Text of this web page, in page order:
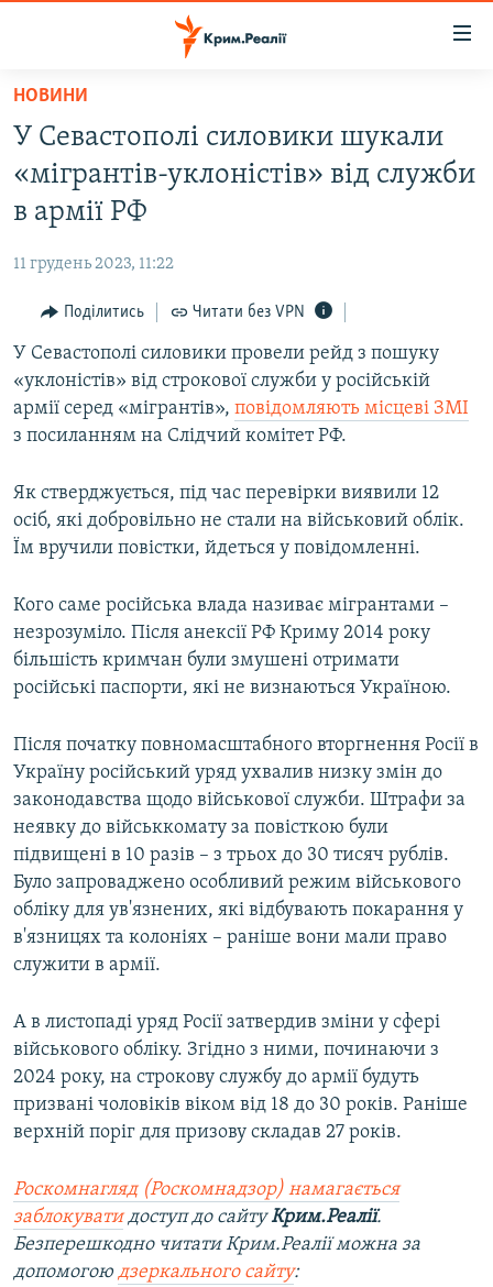
Перейти
основного
матеріалу
Перейти
до
основної
навігації
Перейти
пошуку
ВІДЕО ТА ФОТО
БЛОГИ
ПОГЛЯД
ІНТЕРВ'Ю
ВСЕ ЗА ДЕНЬ
СПЕЦПРОЕКТИ
ВІДЕОУРОКИ «ELIFBE»
СВІДЧЕННЯ ОКУПАЦІЇ
ІНФОГРАФІКА
Русский
ДОЛУЧАЙСЯ!
НОВИНИ
У Севастополі силовики шукали
«мігрантів-уклоністів» від служби
в армії РФ
11 грудень 2023, 11:22
Поділитись Читати без VPN
У Севастополі силовики провели рейд з пошуку
«уклоністів» від строкової служби у російській
армії серед «мігрантів», повідомляють місцеві ЗМІ
з посиланням на Слідчий комітет РФ.
Як стверджується, під час перевірки виявили 12
осіб, які добровільно не стали на військовий облік.
Їм вручили повістки, йдеться у повідомленні.
Кого саме російська влада називає мігрантами –
незрозуміло. Після анексії РФ Криму 2014 року
більшість кримчан були змушені отримати
російські паспорти, які не визнаються Україною.
Після початку повномасштабного вторгнення Росії в
Україну російський уряд ухвалив низку змін до
законодавства щодо військової служби. Штрафи за
неявку до військкомату за повісткою були
підвищені в 10 разів – з трьох до 30 тисяч рублів.
Було запроваджено особливий режим військового
обліку для ув'язнених, які відбувають покарання у
в'язницях та колоніях – раніше вони мали право
служити в армії.
А в листопаді уряд Росії затвердив зміни у сфері
військового обліку. Згідно з ними, починаючи з
2024 року, на строкову службу до армії будуть
призвані чоловіків віком від 18 до 30 років. Раніше
верхній поріг для призову складав 27 років.
Роскомнагляд (Роскомнадзор) намагається
заблокуватидоступ до сайтуКрим.Реалії.
Безперешкодно читати Крим.Реалії можна за
допомогою дзеркального сайту: